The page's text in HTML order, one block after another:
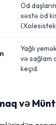
Öd
xəstə öd
Yağlı
və sağlam
keçid.
və